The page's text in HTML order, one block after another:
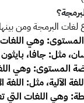
لغات البرمجة ومن
المستوى: وهي
مثل: جافا،
المستوى: وهي
الآلية، مثل: اللغة
وهي اللغات التي